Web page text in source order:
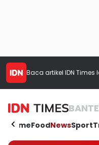
Baca artikel IDN Times
HomeFoodNewsSport